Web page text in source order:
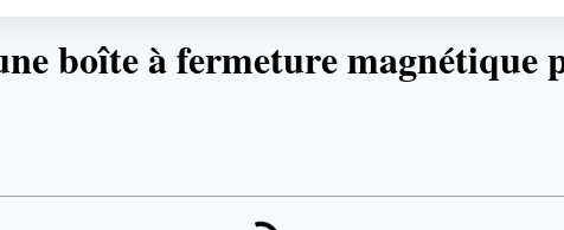
boîte à fermeture magnétique